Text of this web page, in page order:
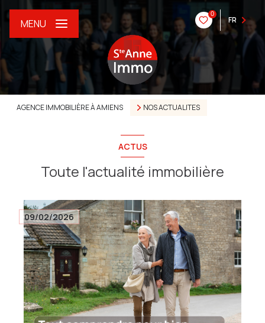
0
FR
MENU
AGENCE IMMOBILIÈRE À AMIENS NOS ACTUALITES
ACTUS
Toute l'actualité immobilière
09/02/2026